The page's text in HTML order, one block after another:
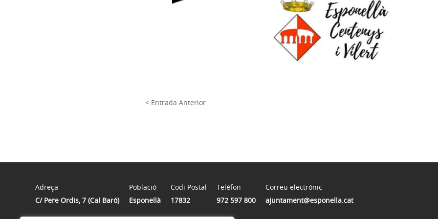
< Entrada Anterior
Adreça
C/ Pere Ordis, 7 (Cal Baró)
Població
Esponellà
Codi Postal
17832
Telèfon
972 597 800
Correu electrònic
ajuntament@esponella.cat